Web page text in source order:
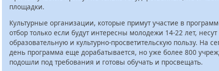
площадки.
Культурные организации, которые примут участие в
отбор только если будут интересны молодежи 14-22 лет,
образовательную и культурно-просветительскую пользу. На
день программа еще дорабатывается, но уже более 800
подошли под требования и готовы обучать и просвещать.